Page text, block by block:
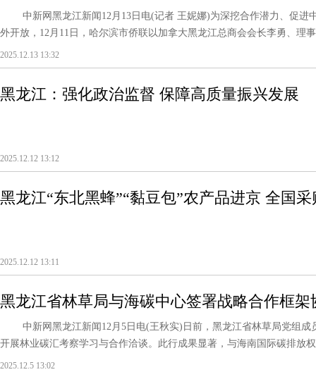
中新网黑龙江新闻12月13日电(记者 王妮娜)为深挖合作潜力、促进
外开放，12月11日，哈尔滨市侨联以加拿大黑龙江总商会会长李勇、理
2025.12.13 13:32
黑龙江：强化政治监督 保障高质量振兴发展
2025.12.12 13:12
黑龙江“东北黑蜂”“黏豆包”农产品进京 全国
2025.12.12 13:11
黑龙江省林草局与海碳中心签署战略合作框架
中新网黑龙江新闻12月5日电(王秋实)日前，黑龙江省林草局党组成
开展林业碳汇考察学习与合作洽谈。此行成果显著，与海南国际碳排放
2025.12.5 13:02